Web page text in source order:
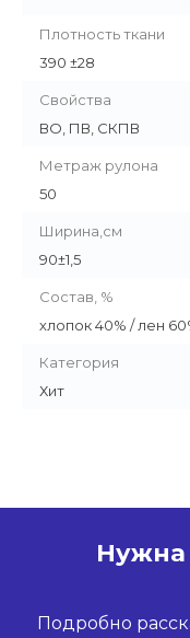
Плотность ткани
390 ±28
Свойства
ВО, ПВ, СКПВ
Метраж рулона
50
Ширина,см
90±1,5
Состав, %
хлопок 40% / лен
Категория
Хит
Нужна
Подробно